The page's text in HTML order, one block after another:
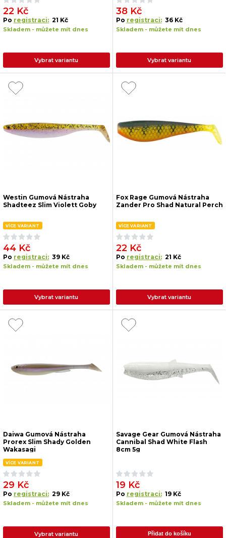
22 Kč
Po registraci: 21 Kč
Skladem - můžete mít dnes
Vybrat variantu
38 Kč
Po registraci: 36 Kč
Skladem - můžete mít dnes
Vybrat variantu
Westin Gumová Nástraha
Shadteez Slim Violett Goby
VÍCE VARIANT
44 Kč
Po registraci: 39 Kč
Skladem - můžete mít dnes
Vybrat variantu
Fox Rage Gumová Nástraha
Zander Pro Shad Natural Perch
VÍCE VARIANT
22 Kč
Po registraci: 21 Kč
Skladem - můžete mít dnes
Vybrat variantu
Daiwa Gumová Nástraha
Prorex Slim Shady Golden
Wakasagi
VÍCE VARIANT
29 Kč
Po registraci: 29 Kč
Skladem - můžete mít dnes
Vybrat variantu
Savage Gear Gumová Nástraha
Cannibal Shad White Flash
8cm 5g
19 Kč
Po registraci: 19 Kč
Skladem - můžete mít dnes
Přidat do košíku